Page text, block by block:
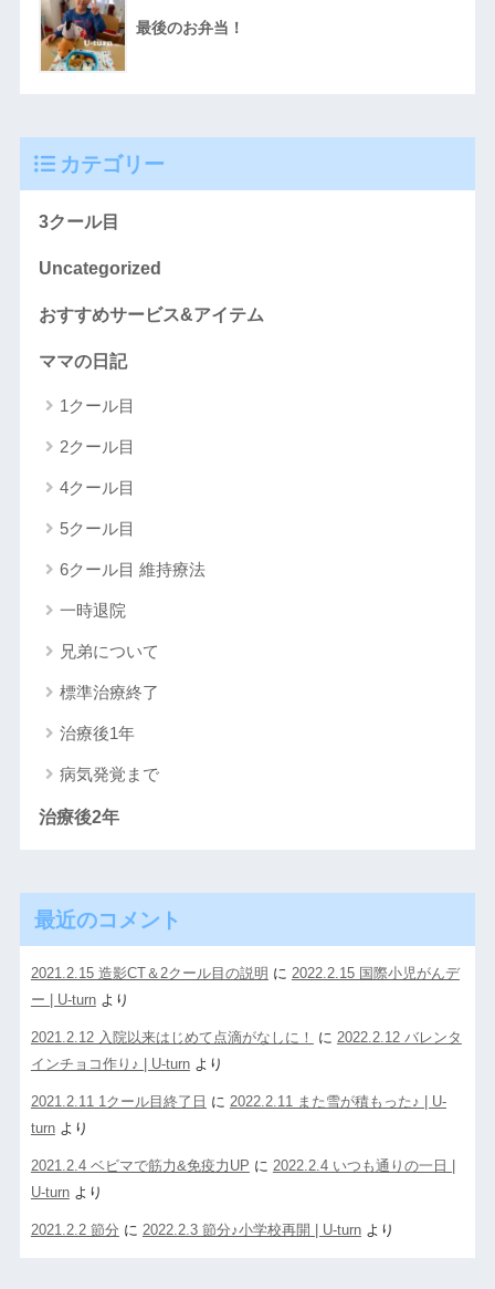
最後のお弁当！
カテゴリー
3クール目
Uncategorized
おすすめサービス&アイテム
ママの日記
1クール目
2クール目
4クール目
5クール目
6クール目 維持療法
一時退院
兄弟について
標準治療終了
治療後1年
病気発覚まで
治療後2年
最近のコメント
2021.2.15 造影CT＆2クール目の説明 に 2022.2.15 国際小児がんデ
ー | U-turnより
2021.2.12 入院以来はじめて点滴がなしに！ に 2022.2.12 バレンタ
インチョコ作り♪ | U-turnより
2021.2.11 1クール目終了日 に 2022.2.11 また雪が積もった♪ | U-
turnより
2021.2.4 ベビマで筋力&免疫力UP に 2022.2.4 いつも通りの一日 |
U-turnより
2021.2.2 節分 に 2022.2.3 節分♪小学校再開 | U-turnより